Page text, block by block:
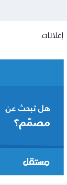
إعلانات